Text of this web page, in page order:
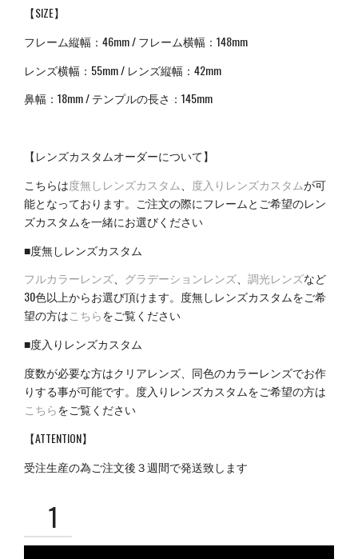
【SIZE】
フレーム縦幅：46mm / フレーム横幅：148mm
レンズ横幅：55mm / レンズ縦幅：42mm
鼻幅： 18mm /テンプルの長さ： 145mm
【レンズカスタムオーダーについて】
こちらは度無しレンズカスタム 度入りレンズカスタムが可
能となっております。ご注文の際にフレームとご希望のレン
ズカスタムを一緒にお選びください
■度無しレンズカスタム
フルカラーレンズ、 グラデーションレンズ、 調光レンズなど
30色以上からお選び頂けます。度無しレンズカスタムをご希
望の方はこちらをご覧ください
■度入りレンズカスタム
度数が必要な方はクリアレンズ、同色のカラーレンズでお作
りする事が可能です。度入りレンズカスタムをご希望の方は
こちらをご覧ください
【ATTENTION】
受注生産の為ご注文後３週間で発送致します